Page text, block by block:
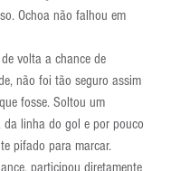
Ochoa não falhou em
volta a chance de
não foi tão seguro assim
fosse. Soltou um
da linha do gol e por pouco
pifado para marcar.
participou diretamente